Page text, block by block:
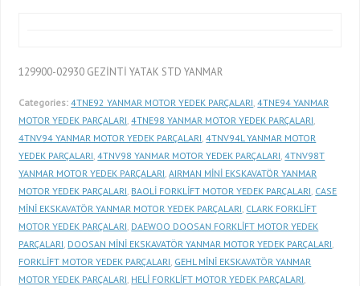
129900-02930 GEZİNTİ YATAK STD YANMAR
Categories: 4TNE92 YANMAR MOTOR YEDEK PARÇALARI ,4TNE94 YANMAR
MOTOR YEDEK PARÇALARI ,4TNE98 YANMAR MOTOR YEDEK PARÇALARI
4TNV94 YANMAR MOTOR YEDEK PARÇALARI ,4TNV94L YANMAR MOTOR
YEDEK PARÇALARI ,4TNV98 YANMAR MOTOR YEDEK PARÇALARI ,4TNV98T
YANMAR MOTOR YEDEK PARÇALARI ,AIRMAN MİNİ EKSKAVATÖR YANMAR
MOTOR YEDEK PARÇALARI BAOLİ FORKLİFT MOTOR YEDEK PARÇALARI CASE
MİNİ EKSKAVATÖR YANMAR MOTOR YEDEK PARÇALARI CLARK FORKLİFT
MOTOR YEDEK PARÇALARI DAEWOO DOOSAN FORKLİFT MOTOR YEDEK
PARÇALARI DOOSAN MİNİ EKSKAVATÖR YANMAR MOTOR YEDEK PARÇALARI
FORKLİFT MOTOR YEDEK PARÇALARI GEHL MİNİ EKSKAVATÖR YANMAR
MOTOR YEDEK PARÇALARI HELİ FORKLİFT MOTOR YEDEK PARÇALARI